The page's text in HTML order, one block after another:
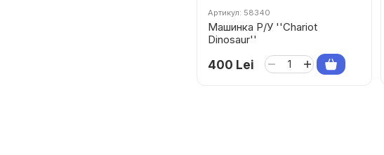
Артикул: 58340
Машинка Р/У ''Chariot
Dinosaur''
400 Lei